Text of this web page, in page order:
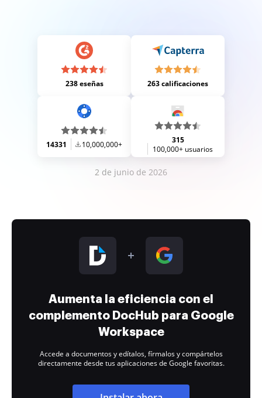
238 eseñas 263 calificaciones
14331 10,000,000+
315
100,000+ usuarios
2 de junio de 2026
Aumenta la eficiencia con el
complemento DocHub para Google
Workspace
Accede a documentos y edítalos, fírmalos y compártelos
directamente desde tus aplicaciones de Google favoritas.